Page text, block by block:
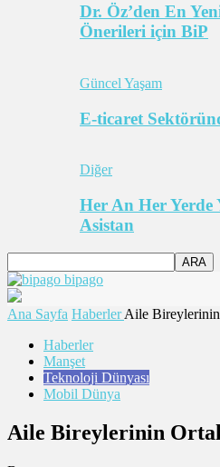
Dr. Öz’den En
Önerileri için BiP
Güncel Yaşam
E-ticaret
Diğer
Her An Her Yerde
Asistan
bipago
Ana Sayfa Haberler Aile
Haberler
Manşet
Teknoloji Dünyası
Mobil Dünya
Aile Bireylerinin